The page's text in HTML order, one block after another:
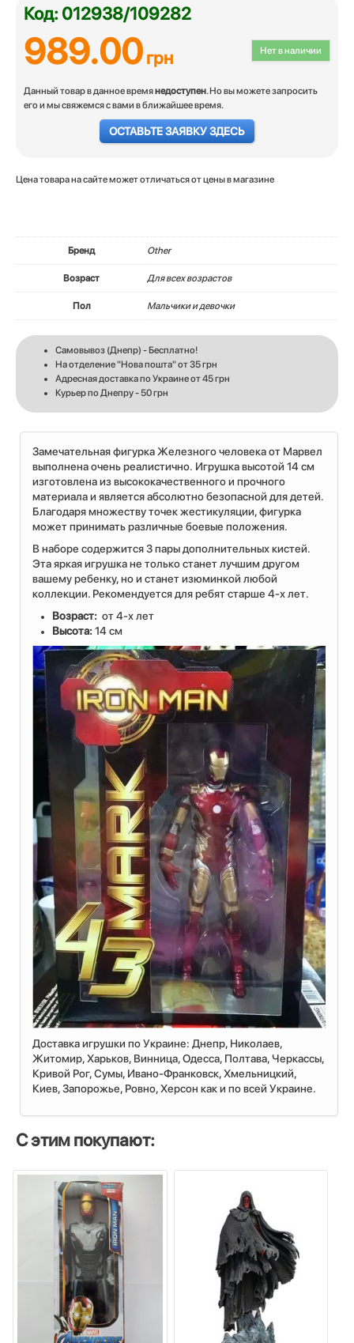
Код: 012938/109282
Нет в наличии
989.00грн
Данный товар в данное времянедоступен. Но вы можете запросить
его и мы свяжемся с вами в ближайшее время.
ОСТАВЬТЕ ЗАЯВКУ ЗДЕСЬ
Цена товара на сайте может отличаться от цены в магазине
Бренд Other
Возраст Для всех возрастов
Пол Мальчики и девочки
Самовывоз (Днепр) - Бесплатно!
На отделение "Нова пошта" от 35 грн
Адресная доставка по Украине от 45 грн
Курьер по Днепру - 50 грн
Замечательная фигурка Железного человека от Марвел
выполнена очень реалистично. Игрушка высотой 14 см
изготовлена из высококачественного и прочного
материала и является абсолютно безопасной для детей.
Благодаря множеству точек жестикуляции, фигурка
может принимать различные боевые положения.
В наборе содержится 3 пары дополнительных кистей.
Эта яркая игрушка не только станет лучшим другом
вашему ребенку, но и станет изюминкой любой
коллекции. Рекомендуется для ребят старше 4-х лет.
Возраст: от 4-х лет
Высота:14 см
Доставка игрушки по Украине: Днепр, Николаев,
Житомир, Харьков, Винница, Одесса, Полтава, Черкассы,
Кривой Рог, Сумы, Ивано-Франковск, Хмельницкий,
Киев, Запорожье, Ровно, Херсон как и по всей Украине.
С этим покупают: